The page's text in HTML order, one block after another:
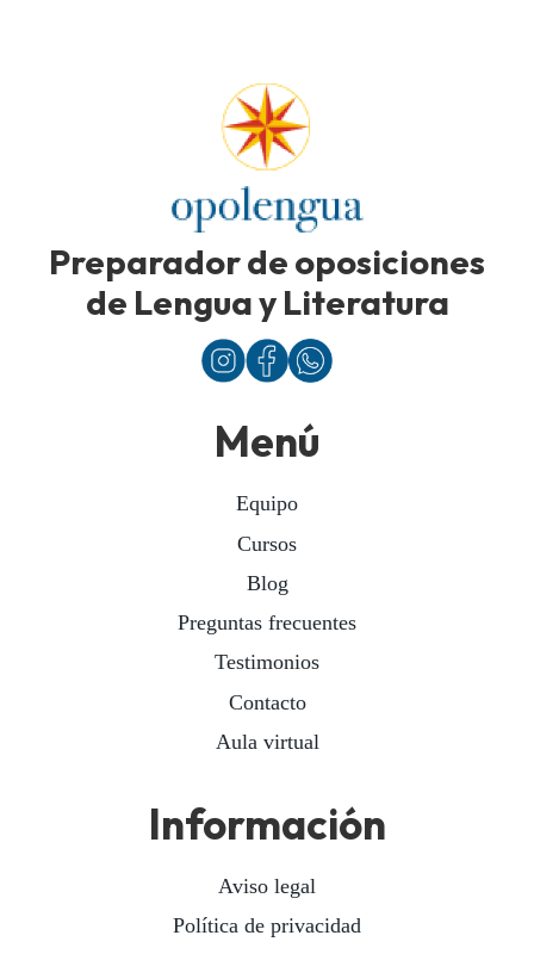
Preparador de oposiciones
de Lengua y Literatura
Menú
Equipo
Cursos
Blog
Preguntas frecuentes
Testimonios
Contacto
Aula virtual
Información
Aviso legal
Política de privacidad